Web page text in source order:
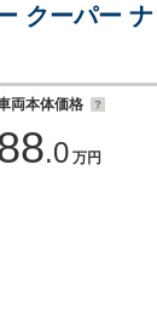
クーパー
両本体価格
.0 万円